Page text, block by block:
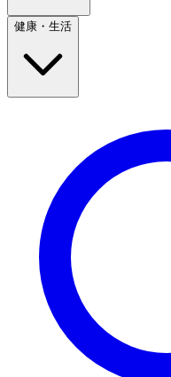
健康・生活